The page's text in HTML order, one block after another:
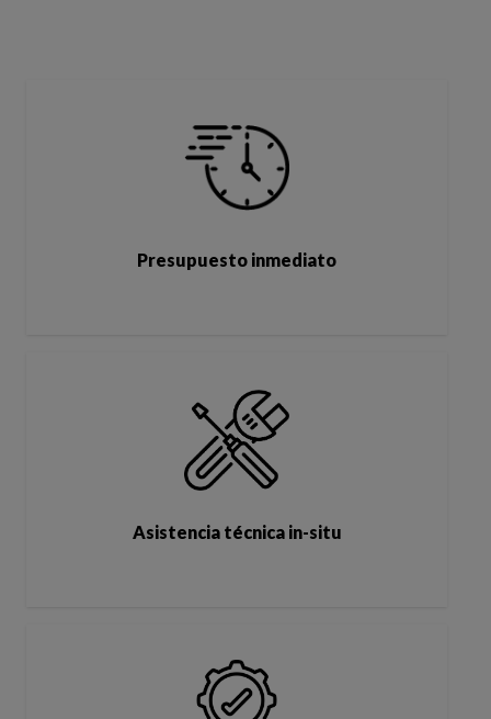
Presupuesto inmediato
Asistencia técnica in-situ